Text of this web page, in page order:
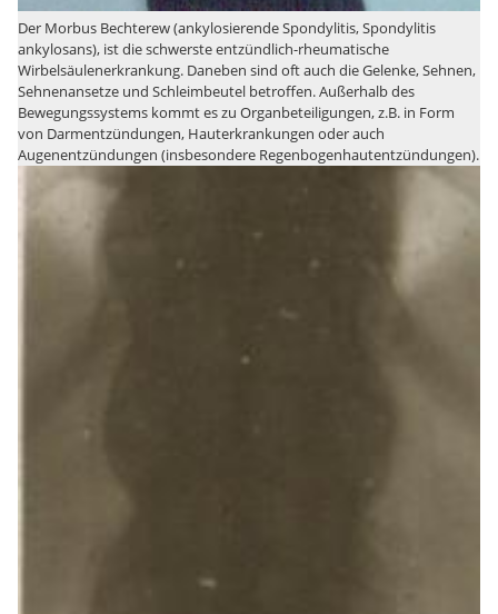
Der Morbus Bechterew (ankylosierende Spondylitis, Spondylitis
ankylosans), ist die schwerste entzündlich-rheumatische
Wirbelsäulenerkrankung. Daneben sind oft auch die Gelenke, Sehnen,
Sehnenansetze und Schleimbeutel betroffen. Außerhalb des
Bewegungssystems kommt es zu Organbeteiligungen, z.B. in Form
von Darmentzündungen, Hauterkrankungen oder auch
Augenentzündungen (insbesondere Regenbogenhautentzündungen).